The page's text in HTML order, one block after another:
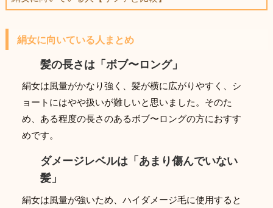
絹女に向いている人まとめ
髪の長さは「ボブ〜ロング」
絹女は風量がかなり強く、髪が横に広がりやすく、シ
ョートにはやや扱いが難しいと思いました。そのた
め、ある程度の長さのあるボブ〜ロングの方におすす
めです。
ダメージレベルは「あまり傷んでいない
髪」
絹女は風量が強いため、ハイダメージ毛に使用すると